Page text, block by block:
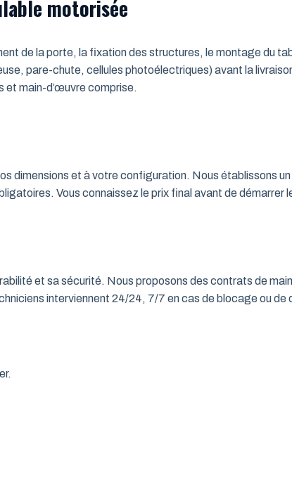
motorisée
de la porte, la fixation des structures, le montage du
pare-chute, cellules photoélectriques) avant la
et main-d’œuvre comprise.
dimensions et à votre configuration. Nous établissons
Vous connaissez le prix final avant de démarrer
et sa sécurité. Nous proposons des contrats de
interviennent 24/24, 7/7 en cas de blocage ou de